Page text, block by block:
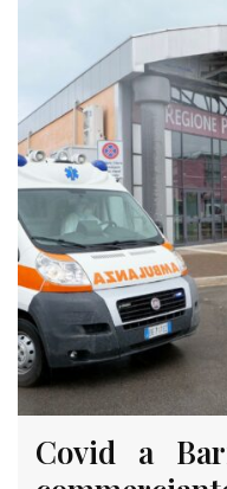
Covid a